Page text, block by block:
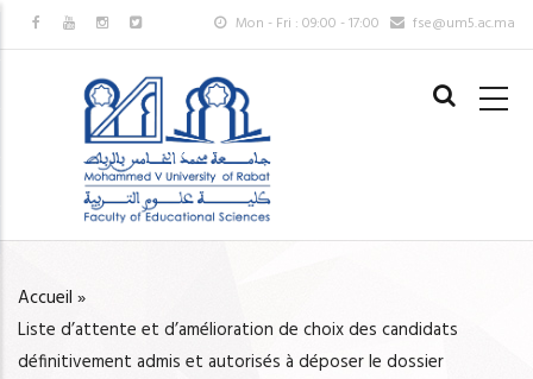
Aller
au
Mon - Fri : 09:00 - 17:00 fse@um5.ac.ma
MAIN
FIL
D'ARIANE
Accueil »
Liste d’attente et d’amélioration de choix des candidats
définitivement admis et autorisés à déposer le dossier